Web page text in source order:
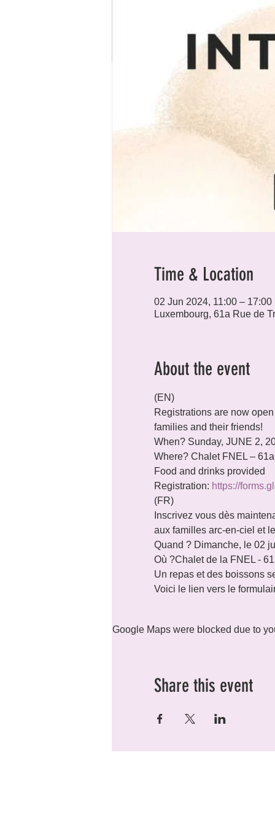
Time & Location
02 Jun 2024, 11:00 – 17:00
Luxembourg, 61a Rue de
About the event
(EN)
Registrations are now
families and their friends!
When? Sunday, JUNE 2,
Where? Chalet FNEL –
Food and drinks provided
Registration: https://
(FR)
Inscrivez vous dès
aux familles arc-en-ciel et
Quand ? Dimanche, le 02
Où ?Chalet de la FNEL -
Un repas et des boissons
Voici le lien vers le
Google Maps were blocked due to
Share this event